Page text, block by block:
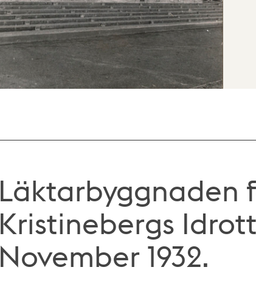
Läktarbyggnaden
Kristinebergs
November 1932.